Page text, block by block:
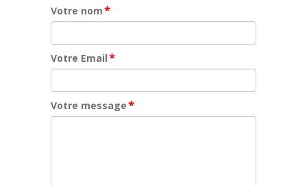
Votre nom*
Votre Email*
Votre message*